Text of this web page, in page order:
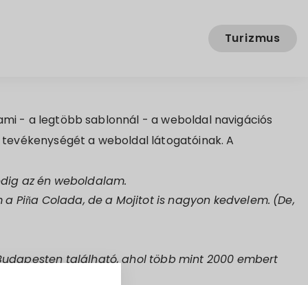
Turizmus
- a legtöbb sablonnál - a weboldal navigációs
a weboldal látogatóinak. A
az én weboldalam.
Piña Colada, de a Mojitot is nagyon kedvelem. (De,
található, ahol több mint 2000 embert